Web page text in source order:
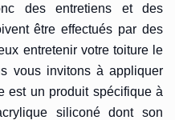
des entretiens et des
être effectués par des
entretenir votre toiture le
vous invitons à appliquer
est un produit spécifique à
siliconé dont son